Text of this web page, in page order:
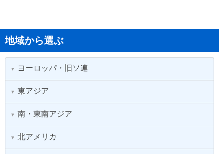
地域から選ぶ
▼ ヨーロッパ・旧ソ連
▼ 東アジア
▼ 南・東南アジア
▼ 北アメリカ